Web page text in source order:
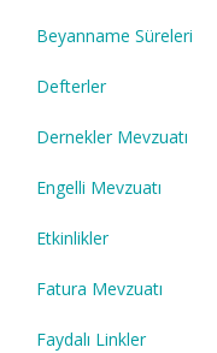
Beyanname Süreleri
Defterler
Dernekler Mevzuatı
Engelli Mevzuatı
Etkinlikler
Fatura Mevzuatı
Faydalı Linkler